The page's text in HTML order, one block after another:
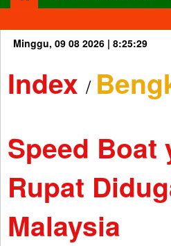
Minggu, 09 08 2026 | 8:25:30
Index /
Speed Boat
Rupat
Malaysia